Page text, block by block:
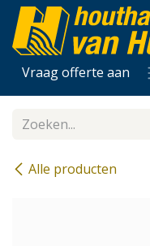
Overslaan naar inhoud
Vraag offerte aan
Alle producten